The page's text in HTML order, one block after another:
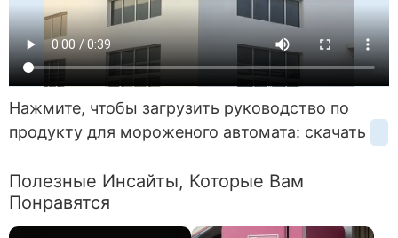
Нажмите, чтобы загрузить руководство по
продукту для мороженого автомата: скачать
Полезные Инсайты, Которые Вам
Понравятся